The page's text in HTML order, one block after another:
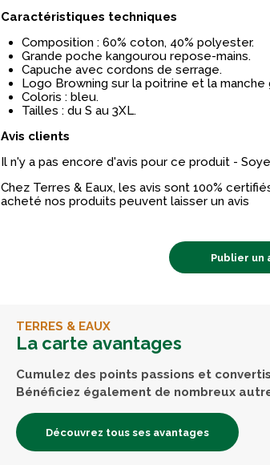
Caractéristiques techniques
Composition : 60% coton, 40% polyester.
Grande poche kangourou repose-mains.
Capuche avec cordons de serrage.
Logo Browning sur la poitrine et la
Coloris : bleu.
Tailles : du S au 3XL.
Avis clients
Il n'y a pas encore d'avis pour ce produit -
Chez Terres & Eaux, les avis sont 100%
acheté nos produits peuvent laisser un avis
Publier un
TERRES & EAUX
La carte avantages
Cumulez des points passions et
Bénéficiez également de nombreux
Découvrez tous ses avantages